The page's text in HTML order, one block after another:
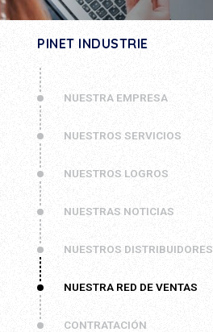
PINET INDUSTRIE
NUESTRA EMPRESA
NUESTROS SERVICIOS
NUESTROS LOGROS
NUESTRAS NOTICIAS
NUESTROS DISTRIBUIDORES
NUESTRA RED DE VENTAS
CONTRATACIÓN